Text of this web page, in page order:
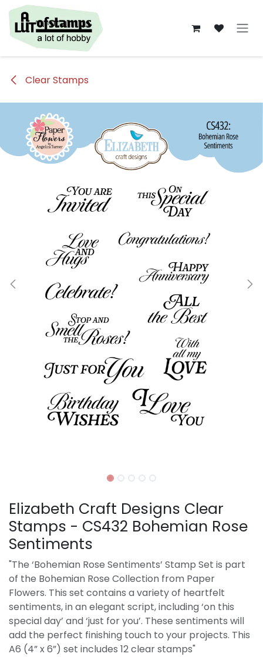
Overslaan naar inhoud
Clear Stamps
Elizabeth Craft Designs Clear
Stamps - CS432 Bohemian Rose
Sentiments
"The ‘Bohemian Rose Sentiments’ Stamp Set is part
of the Bohemian Rose Collection from Paper
Flowers. This set contains a variety of heartfelt
sentiments, in an elegant script, including ‘on this
special day’ and ‘just for you’. These sentiments will
add the perfect finishing touch to your projects. This
A6 (4” x 6”) set includes 12 clear stamps"